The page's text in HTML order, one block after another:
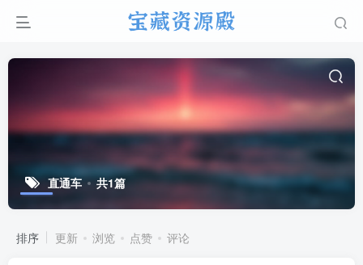
直通车 共1篇
排序 更新 浏览 点赞 评论